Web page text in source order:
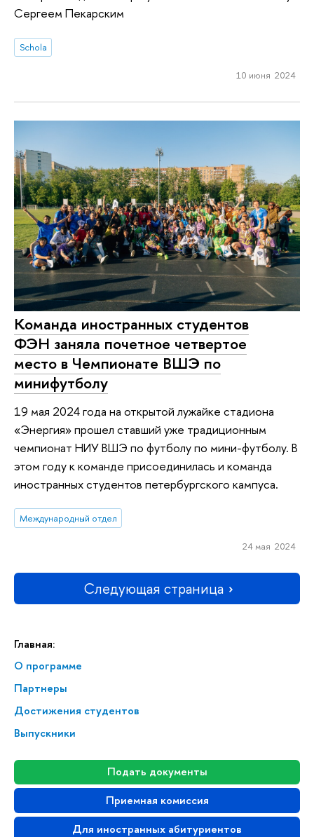
Главная:
О программе
Партнеры
Достижения студентов
Выпускники
Подать документы
Приемная комиссия
Для иностранных абитуриентов
Сергеем Пекарским
Schola
10 июня 2024
Команда иностранных студентов
ФЭН заняла почетное четвертое
место в Чемпионате ВШЭ по
минифутболу
19 мая 2024 года на открытой лужайке стадиона
«Энергия» прошел ставший уже традиционным
чемпионат НИУ ВШЭ по футболу по мини-футболу. В
этом году к команде присоединилась и команда
иностранных студентов петербургского кампуса.
Международный отдел
24 мая 2024
Следующая страница